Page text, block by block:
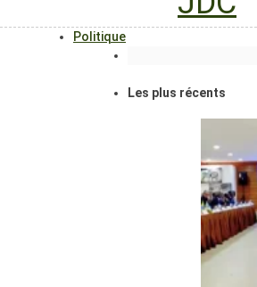
Politique
Les plus récents